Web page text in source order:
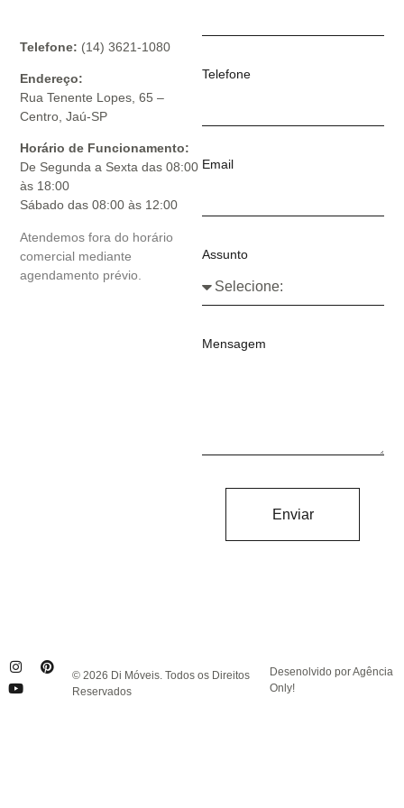
Telefone: (14) 3621-1080
Endereço:
Rua Tenente Lopes, 65 –
Centro, Jaú-SP
Horário de Funcionamento:
De Segunda a Sexta das 08:00
às 18:00
Sábado das 08:00 às 12:00
Atendemos fora do horário
comercial mediante
agendamento prévio.
Telefone
Email
Assunto
Mensagem
Enviar
© 2026 Di Móveis. Todos os Direitos
Reservados
Desenolvido por Agência
Only!